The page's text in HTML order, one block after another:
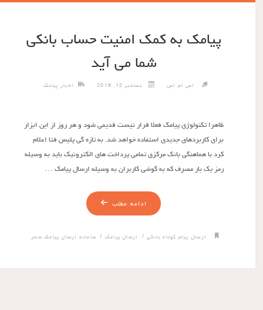
پیامک به کمک امنیت حساب بانکی
شما می آید
اس ام اس دسامبر 12, 2018 اخبار پیامک
ظاهرا تکنولوژی پیامک فعلا قرار نیست قدیمی شود و هر روز از این ابزار
برای کاربردهای جدیدی استفاده خواهد شد. به تازه گی پلیس فتا اعلام
کرد با هماهنگی بانک مرکزی تمامی پرداخت های الکترونیک باید به وسیله
رمز یک بار مصرف که به گوشی کاربران به وسیله ارسال پیامک …
ادامه مطلب
ارسال پیام کوتاه بانکی/ ارسال پیامک/ سامانه ارسال پیامک سحر